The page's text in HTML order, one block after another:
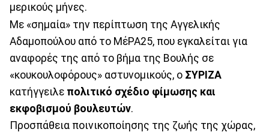
μερικούς μήνες.
Με «σημαία» την περίπτωση της Αγγελικής
Αδαμοπούλου από το ΜέΡΑ25, που εγκαλείται για
αναφορές της από το βήμα της Βουλής σε
«κουκουλοφόρους» αστυνομικούς, ο ΣΥΡΙΖΑ
κατήγγειλε πολιτικό σχέδιο φίμωσης και
εκφοβισμού βουλευτών.
Προσπάθεια ποινικοποίησης της ζωής της χώρας,